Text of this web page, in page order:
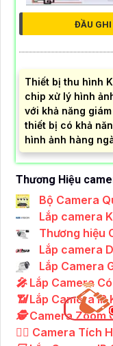
ĐẦU GHI
Thiết bị thu hình
chip xử lý hình
với khả năng
thiết bị có khả
hình ảnh hàng
Thương Hiệu
Bộ Camera
Lắp camera
Thương hiệu
Lắp camera
Lắp Camera
️🎤️ Lắp Camera
📶Lắp Camera IP
🕵️Camera Zoom
🧛‍♀️ Camera Tích